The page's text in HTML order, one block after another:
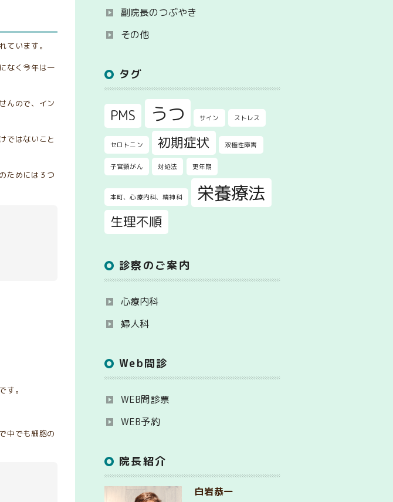
ています。
なく今年は一
んので、イン
ではないこと
ためには３つ
す。
中でも細胞の
副院長のつぶやき
その他
タグ
PMS うつ サイン ストレス
セロトニン 初期症状 双極性障害
子宮頸がん 対処法 更年期
本町、心療内科、精神科 栄養療法
生理不順
診察のご案内
心療内科
婦人科
Web問診
WEB問診票
WEB予約
院長紹介
白岩恭一